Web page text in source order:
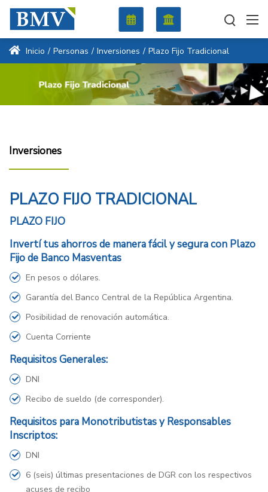
Inicio / Personas / Inversiones / Plazo Fijo Tradicional
Inversiones
PLAZO FIJO TRADICIONAL
PLAZO FIJO
Invertí tus ahorros de manera fácil y segura con Plazo
Fijo de Banco Masventas
En pesos o dólares.
Garantía del Banco Central de la República Argentina.
Posibilidad de renovación automática.
Cuenta Corriente
Requisitos Generales:
DNI
Recibo de sueldo (de corresponder).
Requisitos para Monotributistas y Responsables
Inscriptos:
DNI
6 (seis) últimas presentaciones de DGR con los respectivos
acuses de recibo